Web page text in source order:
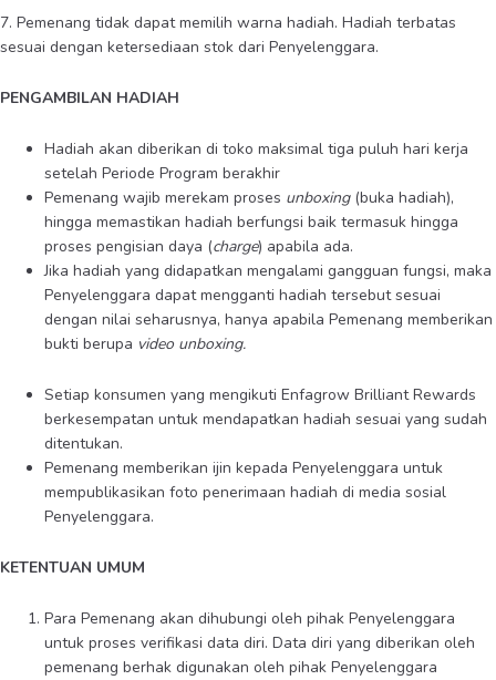
7. Pemenang tidak dapat memilih warna hadiah. Hadiah terbatas
sesuai dengan ketersediaan stok dari Penyelenggara.
PENGAMBILAN HADIAH
Hadiah akan diberikan di toko maksimal tiga puluh hari kerja
setelah Periode Program berakhir
Pemenang wajib merekam proses unboxing(buka hadiah),
hingga memastikan hadiah berfungsi baik termasuk hingga
proses pengisian daya (charge) apabila ada.
Jika hadiah yang didapatkan mengalami gangguan fungsi, maka
Penyelenggara dapat mengganti hadiah tersebut sesuai
dengan nilai seharusnya, hanya apabila Pemenang memberikan
bukti berupa video unboxing.
Setiap konsumen yang mengikuti Enfagrow Brilliant Rewards
berkesempatan untuk mendapatkan hadiah sesuai yang sudah
ditentukan.
Pemenang memberikan ijin kepada Penyelenggara untuk
mempublikasikan foto penerimaan hadiah di media sosial
Penyelenggara.
KETENTUAN UMUM
Para Pemenang akan dihubungi oleh pihak Penyelenggara
untuk proses verifikasi data diri. Data diri yang diberikan oleh
pemenang berhak digunakan oleh pihak Penyelenggara